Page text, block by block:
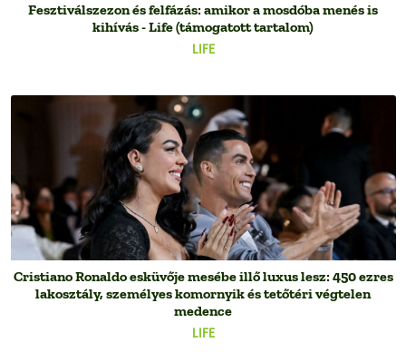
LIFE
Fesztiválszezon és felfázás: amikor a mosdóba menés is
kihívás - Life (támogatott tartalom)
LIFE
Cristiano Ronaldo esküvője mesébe illő luxus lesz: 450 ezres
lakosztály, személyes komornyik és tetőtéri végtelen
medence